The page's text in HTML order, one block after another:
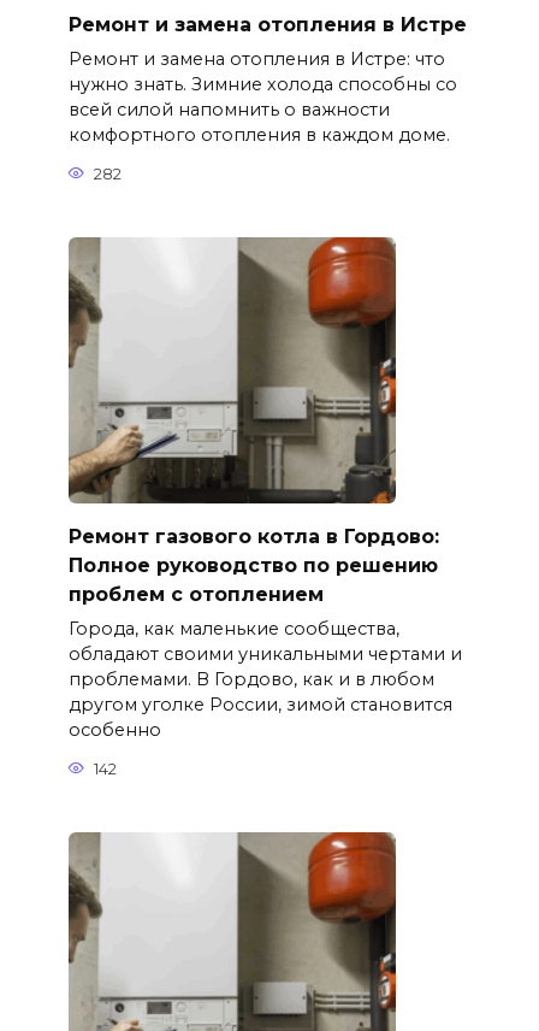
Ремонт и замена отопления в Истре
Ремонт и замена отопления в Истре: что
нужно знать. Зимние холода способны со
всей силой напомнить о важности
комфортного отопления в каждом доме.
282
Ремонт газового котла в Гордово:
Полное руководство по решению
проблем с отоплением
Города, как маленькие сообщества,
обладают своими уникальными чертами и
проблемами. В Гордово, как и в любом
другом уголке России, зимой становится
особенно
142